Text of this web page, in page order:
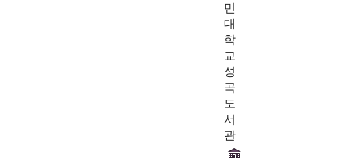
민
대
학
교
성
곡
도
서
관